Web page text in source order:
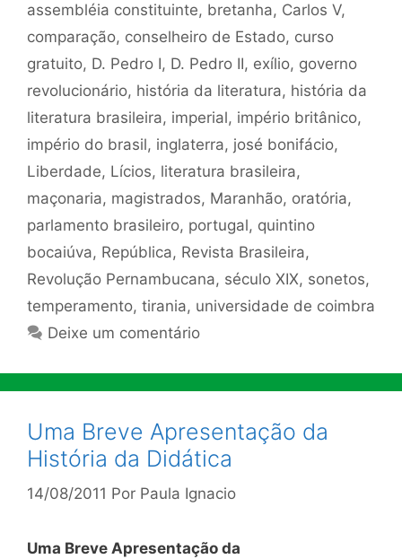
assembléia constituinte, bretanha, Carlos V,
comparação, conselheiro de Estado, curso
gratuito, D. Pedro I, D. Pedro II, exílio, governo
revolucionário, história da literatura, história da
literatura brasileira, imperial, império britânico,
império do brasil, inglaterra, josé bonifácio,
Liberdade, Lícios, literatura brasileira,
maçonaria, magistrados, Maranhão, oratória,
parlamento brasileiro, portugal, quintino
bocaiúva, República, Revista Brasileira,
Revolução Pernambucana, século XIX, sonetos,
temperamento, tirania, universidade de coimbra
Deixe um comentário
Uma Breve Apresentação da
História da Didática
14/08/2011 Por Paula Ignacio
Uma Breve Apresentação da